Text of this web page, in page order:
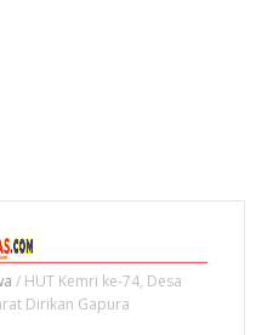
/ HUT Kemri ke-74, Desa
Dirikan Gapura